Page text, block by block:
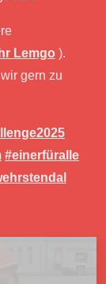
Lemgo ).
gern zu
#einerfüralle